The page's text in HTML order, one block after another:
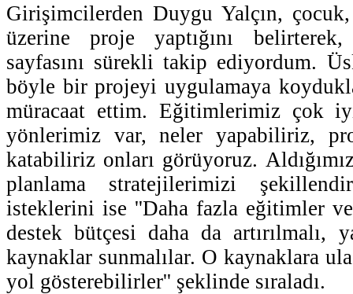
Girişimcilerden Duygu Yalçın,
üzerine proje yaptığını
sayfasını sürekli takip ediyordum.
böyle bir projeyi uygulamaya
müracaat ettim. Eğitimlerimiz çok
yönlerimiz var, neler yapabiliriz,
katabiliriz onları görüyoruz.
planlama stratejilerimizi
isteklerini ise ''Daha fazla eğitimler
destek bütçesi daha da artırılmalı,
kaynaklar sunmalılar. O kaynaklara
yol gösterebilirler'' şeklinde sıraladı.